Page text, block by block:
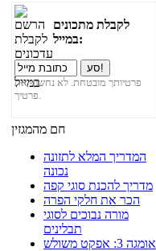
לקבלת מתכונים
במייל:
פרטיותך מובטחת. לא נחשוף את
פרטיך.
חם מהמגזין
המדריך המלא לתזונה
נכונה
מדריך להכנת סוגי קפה
הכר את חלקי הפרה
מורה נבוכים לסוגי
תבלינים
אומגה 3: אפקט משולש